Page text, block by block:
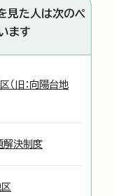
見た人は次のペ
ます
旧：向陽台地
解決制度